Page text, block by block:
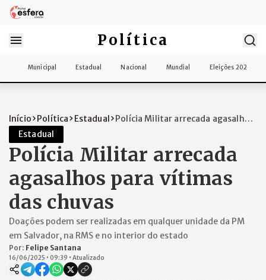
Política
Municipal Estadual Nacional Mundial Eleições 2026
Início Política Estadual
Polícia Militar arrecada agasalhos
Estadual
Polícia Militar arrecada
agasalhos para vítimas
das chuvas
Doações podem ser realizadas em qualquer unidade da PM
em Salvador, na RMS e no interior do estado
Por: Felipe Santana
16/06/2025 • 09:39 • Atualizado